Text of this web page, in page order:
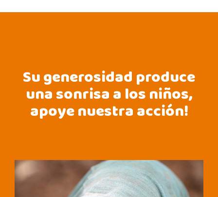
Su generosidad produce
una sonrisa a los niños,
apoye nuestra acción!